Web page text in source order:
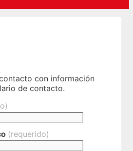
con información
de contacto.
(requerido)